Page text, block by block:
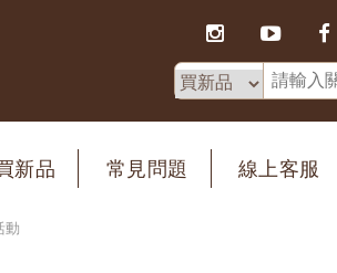
新品 常見問題 線上客服
動